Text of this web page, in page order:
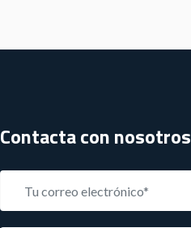
Contacta con nosotros